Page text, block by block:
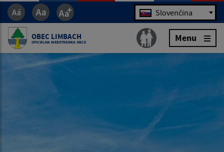
Jazyk Slovenčina
OBEC LIMBACH
OFICIÁLNA WEBSTRÁNKA OBCE Menu